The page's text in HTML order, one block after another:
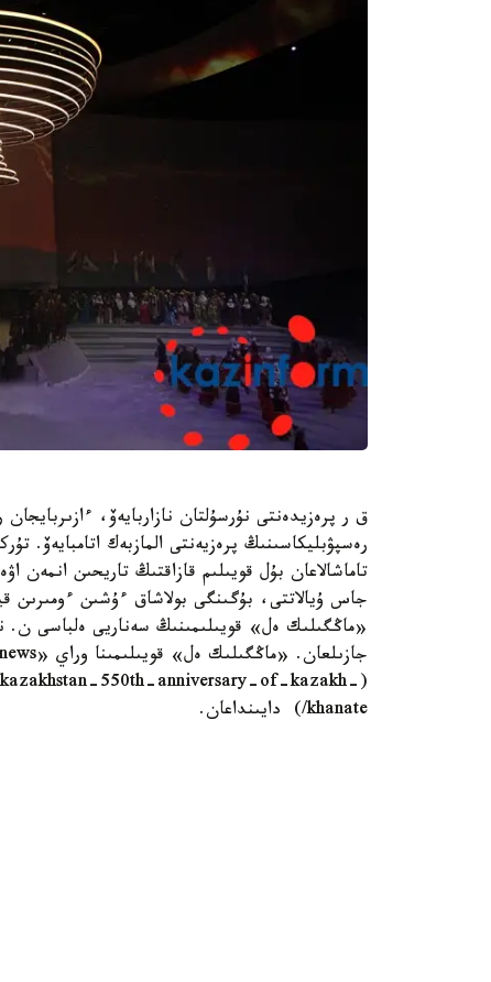
ق ر پرەزيدەنتى نۇرسۇلتان نازاربايەۆ،
رەسپۋبليكاسىنىڭ پرەزيەنتى المازبەك اتامبايەۆ.
تاماشالاعان بۇل قويىلىم قازاقتىڭ تاريحىن
جاس ۇيالاتتى، بۇگىنگى بولاشاق ءۇشىن ءومىرىن
«ماڭگىلىك ەل» قويىلىمىنىڭ سەناريى ەلباسى ن.
kazakhstan-550th-anniversary-of-kazakh-
khanate/) دايىنداعان.